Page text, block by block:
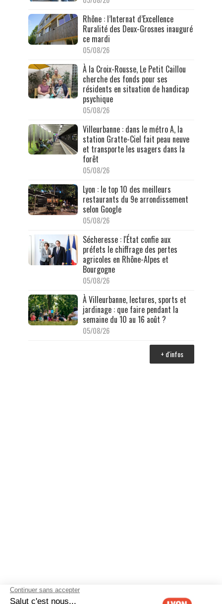
Rhône : l’Internat d’Excellence
Ruralité des Deux-Grosnes inauguré
ce mardi
05/08/26
À la Croix-Rousse, Le Petit Caillou
cherche des fonds pour ses
résidents en situation de handicap
psychique
05/08/26
Villeurbanne : dans le métro A, la
station Gratte-Ciel fait peau neuve
et transporte les usagers dans la
forêt
05/08/26
Lyon : le top 10 des meilleurs
restaurants du 9e arrondissement
selon Google
05/08/26
Sécheresse : l'État confie aux
préfets le chiffrage des pertes
agricoles en Rhône-Alpes et
Bourgogne
05/08/26
À Villeurbanne, lectures, sports et
jardinage : que faire pendant la
semaine du 10 au 16 août ?
05/08/26
+ d'infos